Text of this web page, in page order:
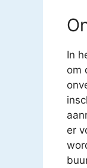
In
om
er